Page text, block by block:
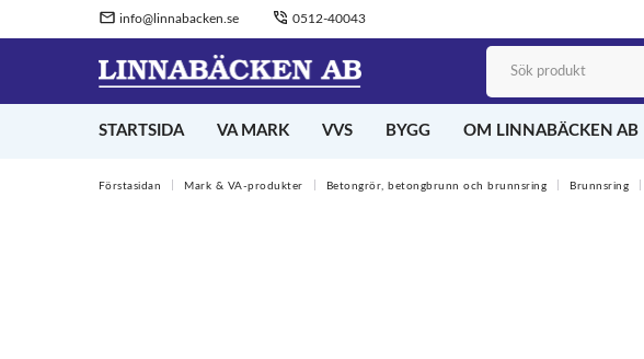
info@linnabacken.se 0512-40043
STARTSIDA VA MARK VVS BYGG OM LINNABÄCKEN AB
Förstasidan Mark & VA-produkter Betongrör, betongbrunn och brunnsring Brunnsring